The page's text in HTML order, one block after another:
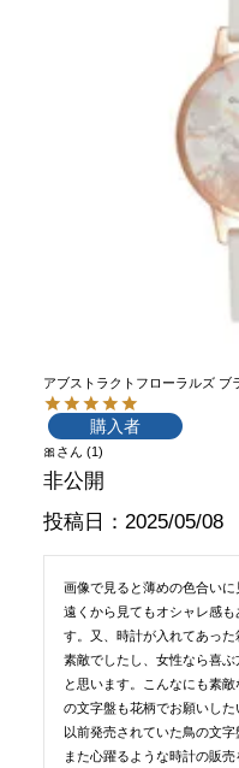
アブストラクトフローラルズ ブ
購入者
🎀 1
非公開
投稿日
2025/05/08
画像で見ると薄めの色合いに
遠くから見てもオシャレ感
す。又、時計が入れてあっ
素敵でしたし、女性なら喜
と思います。こんなにも素
の文字盤も花柄でお願いした
以前発売されていた鳥の文
また心躍るような時計の販